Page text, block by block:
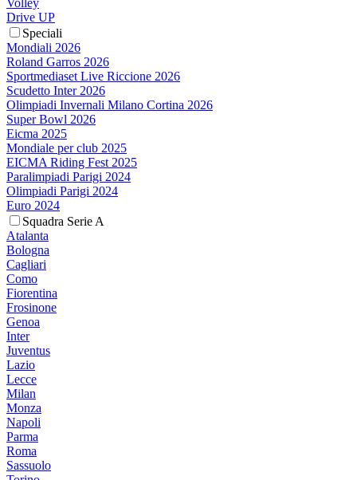
Drive UP
Speciali
Mondiali 2026
Roland Garros 2026
Sportmediaset Live Riccione 2026
Scudetto Inter 2026
Olimpiadi Invernali Milano Cortina 2026
Super Bowl 2026
Eicma 2025
Mondiale per club 2025
EICMA Riding Fest 2025
Paralimpiadi Parigi 2024
Olimpiadi Parigi 2024
Euro 2024
Squadra Serie A
Atalanta
Bologna
Cagliari
Como
Fiorentina
Frosinone
Genoa
Inter
Juventus
Lazio
Lecce
Milan
Monza
Napoli
Parma
Roma
Sassuolo